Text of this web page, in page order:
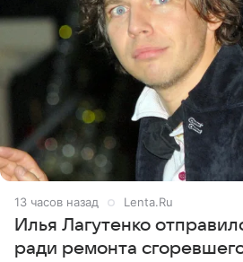
13 часов назад Lenta.Ru
Илья Лагутенко
ради ремонта